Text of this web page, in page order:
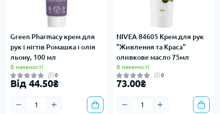
Green Pharmacy крем для
рук і нігтів Ромашка і олія
льону, 100 мл
В наявності
0
Від 44.50₴
NIVEA 84605 Крем для рук
"Живлення та Краса"
оливкове масло 75мл
В наявності
0
73.00₴